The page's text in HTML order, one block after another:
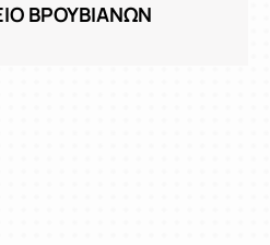
ΒΡΟΥΒΙΑΝΩΝ